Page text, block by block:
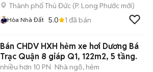
Thành phố Thủ Đức (P. Long Phước mới)
Hòa Nhà Đất 5.0 1 đã bán
Bán CHDV HXH hẻm xe hơi Dương Bá
Trạc Quận 8 giáp Q1, 122m2, 5 tầng.
nhiều hơn 10 PN Nhà ngõ, hẻm